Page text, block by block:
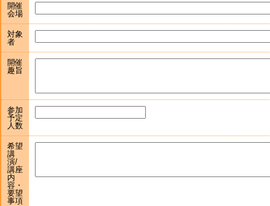
開催
会場
対象
者
開催
趣旨
参加
予定
人数
希望
講
演/
講座
内
容・
要望
事項